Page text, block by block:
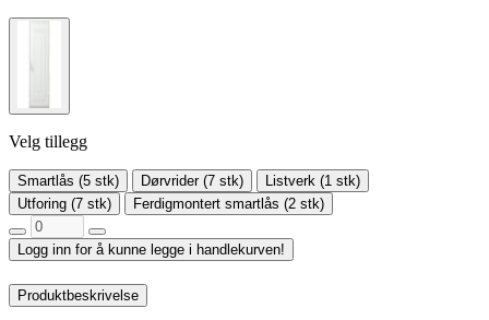
Velg tillegg
Smartlås (5 stk) Dørvrider (7 stk)
Listverk (1 stk)
Utforing (7 stk)
Ferdigmontert smartlås (2 stk)
Logg inn for å kunne legge i handlekurven!
Produktbeskrivelse